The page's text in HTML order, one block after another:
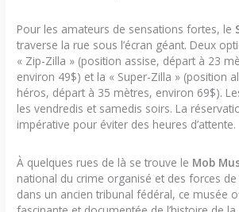
Pour les amateurs de sensations fortes, le
traverse la rue sous l’écran géant. Deux
« Zip-Zilla » (position assise, départ à 23
environ 49$) et la « Super-Zilla » (position
héros, départ à 35 mètres, environ 69$).
les vendredis et samedis soirs. La
impérative pour éviter des heures d’attente.
À quelques rues de là se trouve le Mob
national du crime organisé et des forces de
dans un ancien tribunal fédéral, ce musée